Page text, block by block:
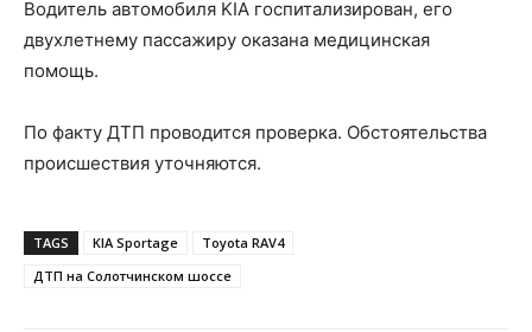
Водитель автомобиля KIA госпитализирован, его
двухлетнему пассажиру оказана медицинская
помощь.
По факту ДТП проводится проверка. Обстоятельства
происшествия уточняются.
TAGS KIA Sportage
Toyota RAV4
ДТП на Солотчинском шоссе